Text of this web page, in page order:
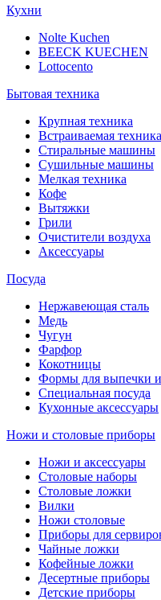
Кухни
Nolte Kuchen
BEECK KUECHEN
Lottocento
Бытовая техника
Крупная техника
Встраиваемая техника
Стиральные машины
Сушильные машины
Мелкая техника
Кофе
Вытяжки
Грили
Очистители воздуха
Аксессуары
Посуда
Нержавеющая сталь
Медь
Чугун
Фарфор
Кокотницы
Формы для выпечки и
Специальная посуда
Кухонные аксессуары
Ножи и столовые приборы
Ножи и аксессуары
Столовые наборы
Столовые ложки
Вилки
Ножи столовые
Приборы для
Чайные ложки
Кофейные ложки
Десертные приборы
Детские приборы